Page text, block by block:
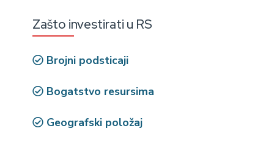
Zašto investirati u RS
Brojni podsticaji
Bogatstvo resursima
Geografski položaj